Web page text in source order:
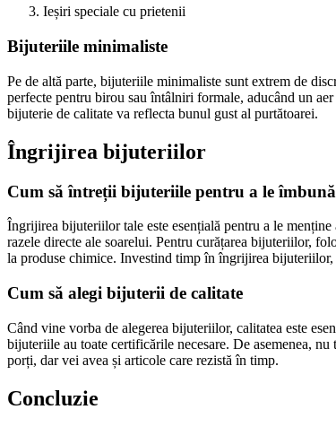
Ieșiri speciale cu prietenii
Bijuteriile minimaliste
Pe de altă parte, bijuteriile minimaliste sunt extrem de
perfecte pentru birou sau întâlniri formale, aducând un
bijuterie de calitate va reflecta bunul gust al purtătoarei.
Îngrijirea bijuteriilor
Cum să întreții bijuteriile pentru a le
Îngrijirea bijuteriilor tale este esențială pentru a le
razele directe ale soarelui. Pentru curățarea bijuteriilor,
la produse chimice. Investind timp în îngrijirea
Cum să alegi bijuterii de calitate
Când vine vorba de alegerea bijuteriilor, calitatea este
bijuteriile au toate certificările necesare. De asemenea,
porți, dar vei avea și articole care rezistă în timp.
Concluzie